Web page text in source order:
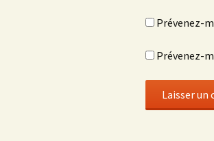
Prévenez-
Prévenez-